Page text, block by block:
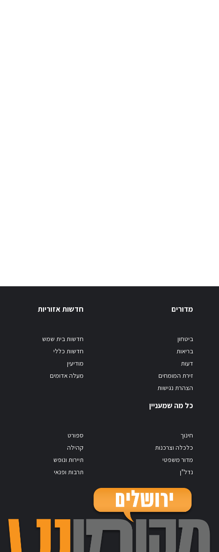
מדורים
ביטחון
בריאות
דעות
זירת המומחים
הצהרת נגישות
חדשות אזוריות
חדשות בית שמש
חדשות כללי
מודיעין
מעלה אדומים
כל מה שמעניין
חינוך
כלכלה וצרכנות
מדור משפטי
נדל"ן
ספורט
קהילה
תיירות ונופש
תרבות ופנאי